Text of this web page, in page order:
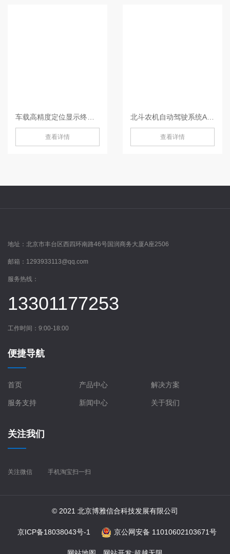
查看详情 查看详情
地址： 北京市丰台区西四环南路46号国润商务大厦A座2506
邮箱： 1293933113@qq.com
服务热线：
13301177253
工作时间：9:00-18:00
便捷导航
首页 产品中心 解决方案
服务支持 新闻中心 关于我们
关注我们
关注微信 手机淘宝扫一扫
© 2021 北京博雅信合科技发展有限公司
京ICP备18038043号-1 京公网安备 11010602103671号